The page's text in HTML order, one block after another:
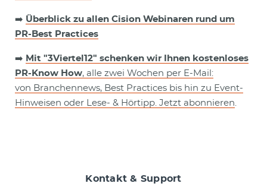
➡️ Überblick zu allen Cision Webinaren rund um
PR-Best Practices
➡️ Mit "3Viertel12" schenken wir Ihnen kostenloses
PR-Know How, alle zwei Wochen per E-Mail:
von Branchennews, Best Practices bis hin zu Event-
Hinweisen oder Lese- & Hörtipp. Jetzt abonnieren
Kontakt & Support